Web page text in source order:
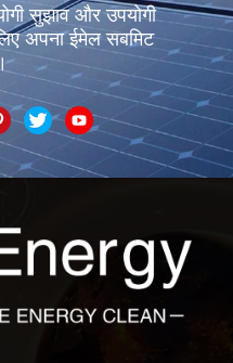
सुझाव और उपयोगी
अपना ईमेल सबमिट